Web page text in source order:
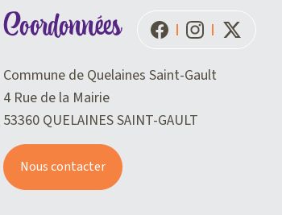
Coordonnées
Commune de Quelaines Saint-Gault
4 Rue de la Mairie
53360 QUELAINES SAINT-GAULT
Nous contacter